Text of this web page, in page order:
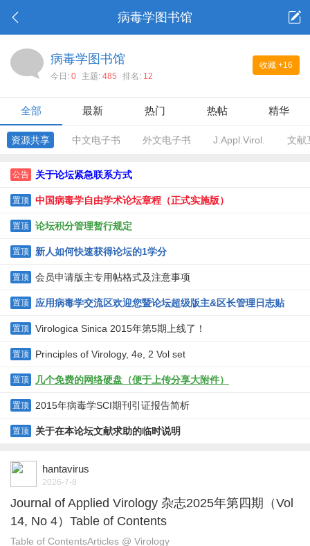
病毒学图书馆
收藏 +16
病毒学图书馆
今日: 0 主题: 485 排名: 12
全部 最新 热门 热帖 精华
资源共享 中文电子书 外文电子书 J.Appl.Virol. 文献
公告 关于论坛紧急联系方式
置顶 中国病毒学自由学术论坛章程（正式实施版）
置顶 论坛积分管理暂行规定
置顶 新人如何快速获得论坛的1学分
置顶 会员申请版主专用帖格式及注意事项
置顶 应用病毒学交流区欢迎您暨论坛超级版主&区长管理日志贴
置顶 Virologica Sinica 2015年第5期上线了！
置顶 Principles of Virology, 4e, 2 Vol set
置顶 几个免费的网络硬盘（便于上传分享大附件）
置顶 2015年病毒学SCI期刊引证报告简析
置顶 关于在本论坛文献求助的临时说明
hantavirus
2026-7-8
Journal of Applied Virology 杂志2025年第四期（Vol
14, No 4）Table of Contents
Table of ContentsArticles @ Virology